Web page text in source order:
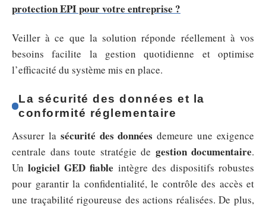
protection EPI pour votre entreprise ?
Veiller à ce que la solution réponde réellement à vos
besoins facilite la gestion quotidienne et optimise
l’efficacité du système mis en place.
La sécurité des données et la
conformité réglementaire
Assurer la sécurité des données demeure une exigence
centrale dans toute stratégie de gestion documentaire.
Unlogiciel GED fiable intègre des dispositifs robustes
pour garantir la confidentialité, le contrôle des accès et
une traçabilité rigoureuse des actions réalisées. De plus,